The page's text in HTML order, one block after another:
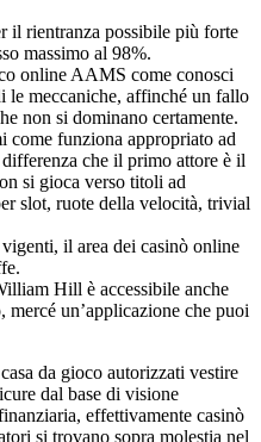
il rientranza possibile più forte
massimo al 98%.
online AAMS come conosci
le meccaniche, affinché un fallo
non si dominano certamente.
come funziona appropriato ad
che il primo attore è il
si gioca verso titoli ad
slot, ruote della velocità, trivial
il area dei casinò online
Hill è accessibile anche
un’applicazione che puoi
da gioco autorizzati vestire
dal base di visione
effettivamente casinò
si trovano sopra molestia nel